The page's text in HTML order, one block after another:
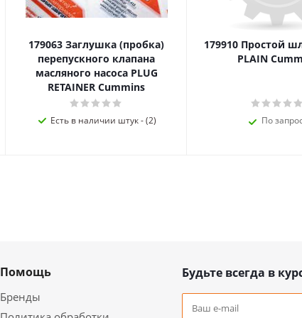
179063 Заглушка (пробка)
перепускного клапана
масляного насоса PLUG
RETAINER Cummins
Есть в наличии штук - (2)
179910 Простой
PLAIN
По
Помощь
Бренды
Будьте всегда в